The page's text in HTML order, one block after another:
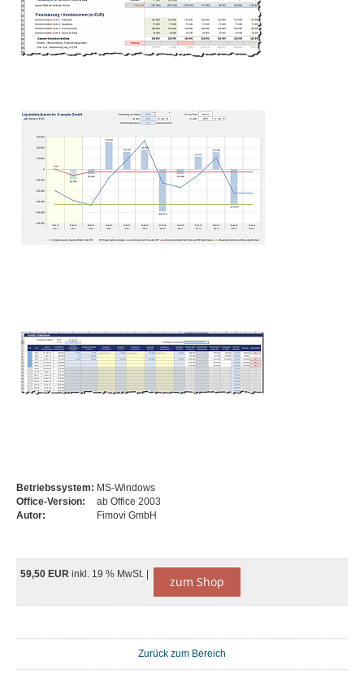
Betriebssystem: MS-Windows
Office-Version:
ab Office 2003
Autor:
Fimovi GmbH
59,50 EUR inkl. 19 % MwSt. | zum Shop
Zurück zum Bereich